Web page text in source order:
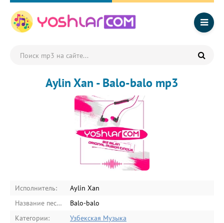
Aylin Xan - Balo-balo mp3
Исполнитель:
Aylin Xan
Название песни:
Balo-balo
Категории:
Узбекская Музыка